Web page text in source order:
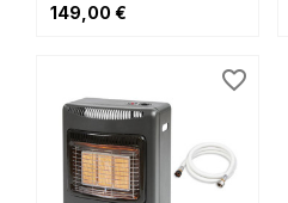
149,00 €
favorite_border